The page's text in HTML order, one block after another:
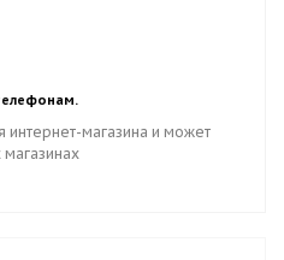
интернет-магазина и может
магазинах